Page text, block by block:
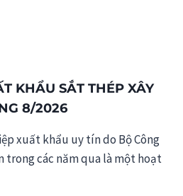
KHẨU SẮT THÉP XÂY
8/2026
xuất khẩu uy tín do Bộ Công
trong các năm qua là một hoạt